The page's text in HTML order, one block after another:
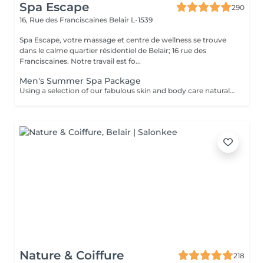
Spa Escape
290
16, Rue des Franciscaines Belair L-1539
Spa Escape, votre massage et centre de wellness se trouve
dans le calme quartier résidentiel de Belair; 16 rue des
Franciscaines. Notre travail est fo...
Men's Summer Spa Package
Using a selection of our fabulous skin and body care natural and organic products, we provide you with a Kanzu foot bath and massage while you sip on a thyme and cucumber Sparkling Water concoction (optional). Then feel the tension and stress melt away from your face, neck, shoulders and scalp as you lay back and experience an upper body massage followed by an intoxicating, hot-towel face treatment ending with a calming hair and scalp massage.
Nature & Coiffure
218